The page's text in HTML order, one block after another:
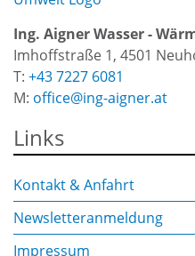
Ing. Aigner Wasser -
Imhoffstraße 1, 4501
T: +43 7227 6081
M: office@ing-aigner.at
Links
Kontakt & Anfahrt
Newsletteranmeldung
Impressum